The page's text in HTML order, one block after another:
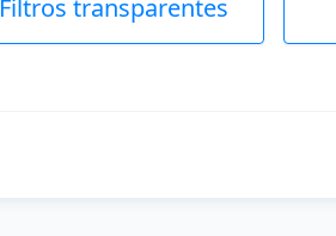
Filtros transparentes